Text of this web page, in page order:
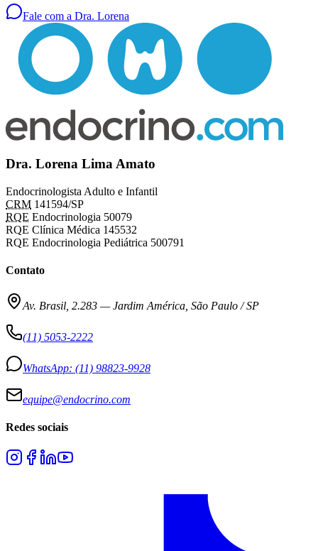
Fale com a Dra. Lorena
Dra. Lorena Lima Amato
Endocrinologista Adulto e Infantil
CRM 141594/SP
RQE Endocrinologia 50079
RQE Clínica Médica 145532
RQE Endocrinologia Pediátrica 500791
Contato
Av. Brasil, 2.283 —Jardim América, São Paulo / SP
(11) 5053-2222
WhatsApp: (11) 98823-9928
equipe@endocrino.com
Redes sociais